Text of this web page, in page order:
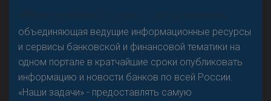
«Н
овости Банков России» – группа компаний,
объединяющая ведущие информационные ресурсы
и сервисы банковской и финансовой тематики на
одном портале в кратчайшие сроки опубликовать
информацию и новости банков по всей России.
«Наши задачи» - предоставлять самую